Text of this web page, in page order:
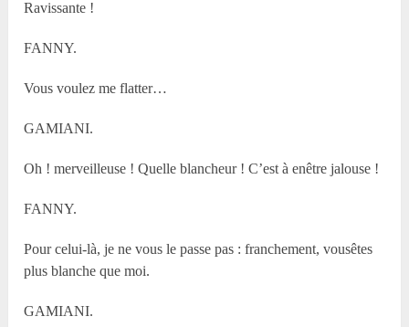
Ravissante !
FANNY.
Vous voulez me flatter…
GAMIANI.
Oh ! merveilleuse ! Quelle blancheur ! C’est à enêtre jalouse !
FANNY.
Pour celui-là, je ne vous le passe pas : franchement, vousêtes
plus blanche que moi.
GAMIANI.